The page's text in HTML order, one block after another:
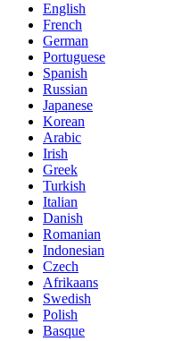
English
French
German
Portuguese
Spanish
Russian
Japanese
Korean
Arabic
Irish
Greek
Turkish
Italian
Danish
Romanian
Indonesian
Czech
Afrikaans
Swedish
Polish
Basque